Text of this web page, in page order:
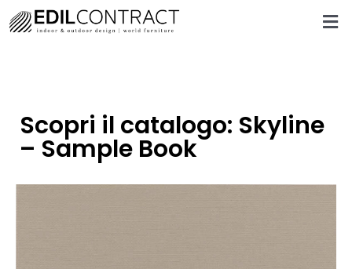
Scopri il catalogo: Skyline
– Sample Book